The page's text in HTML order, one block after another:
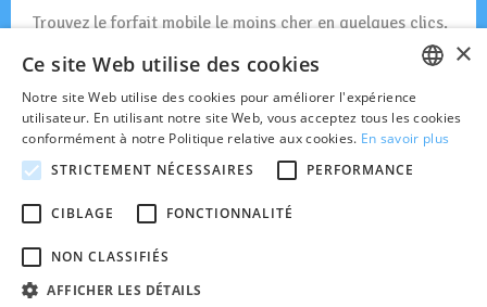
Trouvez le forfait mobile le moins cher en quelques clics.
Toute l'actualité des réseaux GSM et opérateurs actifs en
© 2026 Belgsm.com est indépendant des opérateurs mobiles en Belgique.
Site édité par Bertholet Publishing sprl.
À propos
FRENCH
DUTCH
×
Ce site Web utilise des cookies
Notre site Web utilise des cookies pour améliorer l'expérience
utilisateur. En utilisant notre site Web, vous acceptez tous les cookies
conformément à notre Politique relative aux cookies. En savoir plus
STRICTEMENT NÉCESSAIRES
PERFORMANCE
CIBLAGE FONCTIONNALITÉ
NON CLASSIFIÉS
AFFICHER LES DÉTAILS